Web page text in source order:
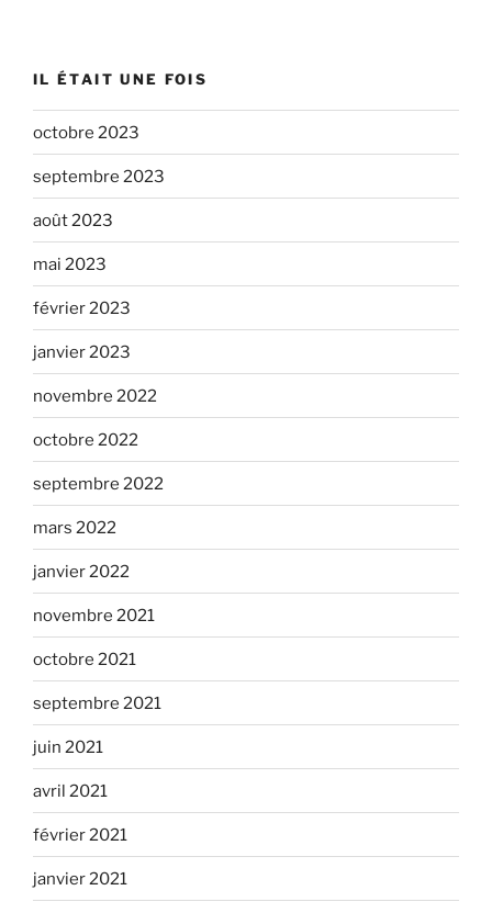
IL ÉTAIT UNE FOIS
octobre 2023
septembre 2023
août 2023
mai 2023
février 2023
janvier 2023
novembre 2022
octobre 2022
septembre 2022
mars 2022
janvier 2022
novembre 2021
octobre 2021
septembre 2021
juin 2021
avril 2021
février 2021
janvier 2021